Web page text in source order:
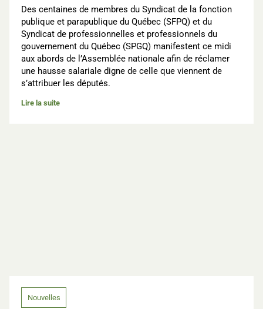
Des centaines de membres du Syndicat de la fonction
publique et parapublique du Québec (SFPQ) et du
Syndicat de professionnelles et professionnels du
gouvernement du Québec (SPGQ) manifestent ce midi
aux abords de l’Assemblée nationale afin de réclamer
une hausse salariale digne de celle que viennent de
s’attribuer les députés.
Lire la suite
Nouvelles